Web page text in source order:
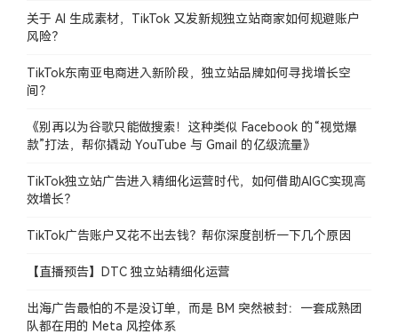
关于 AI 生成素材，TikTok 又发新规独立站商家如何规避账户
风险？
TikTok东南亚电商进入新阶段，独立站品牌如何寻找增长空
间？
《别再以为谷歌只能做搜索！这种类似 Facebook 的“视觉爆
款”打法，帮你撬动 YouTube 与 Gmail 的亿级流量》
TikTok独立站广告进入精细化运营时代，如何借助AIGC实现高
效增长？
TikTok广告账户又花不出去钱？帮你深度剖析一下几个原因
【直播预告】DTC 独立站精细化运营
出海广告最怕的不是没订单，而是 BM 突然被封：一套成熟团
队都在用的 Meta 风控体系